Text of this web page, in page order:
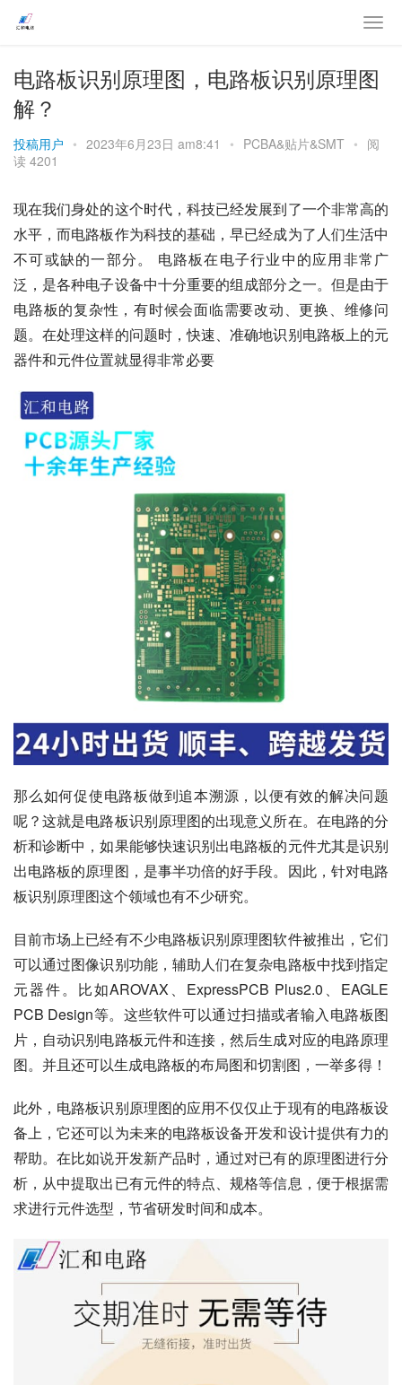
电路板识别原理图，电路板识别原理图
解？
投稿用户 • 2023年6月23日 am8:41 • PCBA&贴片&SMT • 阅
读 4201
现在我们身处的这个时代，科技已经发展到了一个非常高的
水平，而电路板作为科技的基础，早已经成为了人们生活中
不可或缺的一部分。 电路板在电子行业中的应用非常广
泛，是各种电子设备中十分重要的组成部分之一。但是由于
电路板的复杂性，有时候会面临需要改动、更换、维修问
题。在处理这样的问题时，快速、准确地识别电路板上的元
器件和元件位置就显得非常必要
那么如何促使电路板做到追本溯源，以便有效的解决问题
呢？这就是电路板识别原理图的出现意义所在。在电路的分
析和诊断中，如果能够快速识别出电路板的元件尤其是识别
出电路板的原理图，是事半功倍的好手段。因此，针对电路
板识别原理图这个领域也有不少研究。
目前市场上已经有不少电路板识别原理图软件被推出，它们
可以通过图像识别功能，辅助人们在复杂电路板中找到指定
元器件。比如AROVAX、ExpressPCB Plus2.0、EAGLE
PCB Design等。这些软件可以通过扫描或者输入电路板图
片，自动识别电路板元件和连接，然后生成对应的电路原理
图。并且还可以生成电路板的布局图和切割图，一举多得！
此外，电路板识别原理图的应用不仅仅止于现有的电路板设
备上，它还可以为未来的电路板设备开发和设计提供有力的
帮助。在比如说开发新产品时，通过对已有的原理图进行分
析，从中提取出已有元件的特点、规格等信息，便于根据需
求进行元件选型，节省研发时间和成本。